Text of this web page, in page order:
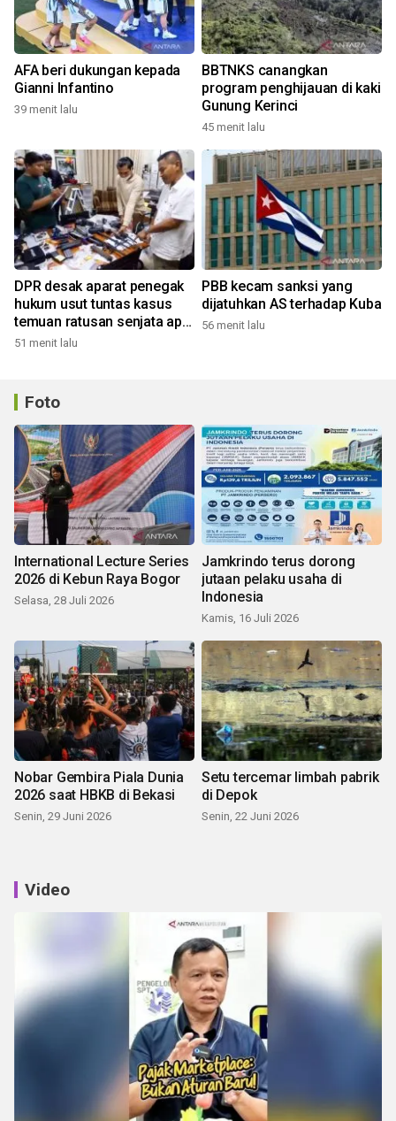
AFA beri dukungan kepada
Gianni Infantino
39 menit lalu
BBTNKS canangkan
program penghijauan di kaki
Gunung Kerinci
45 menit lalu
DPR desak aparat penegak
hukum usut tuntas kasus
temuan ratusan senjata api
di sekolah
51 menit lalu
PBB kecam sanksi yang
dijatuhkan AS terhadap Kuba
56 menit lalu
Foto
International Lecture Series
2026 di Kebun Raya Bogor
Selasa, 28 Juli 2026
Jamkrindo terus dorong
jutaan pelaku usaha di
Indonesia
Kamis, 16 Juli 2026
Nobar Gembira Piala Dunia
2026 saat HBKB di Bekasi
Senin, 29 Juni 2026
Setu tercemar limbah pabrik
di Depok
Senin, 22 Juni 2026
Video